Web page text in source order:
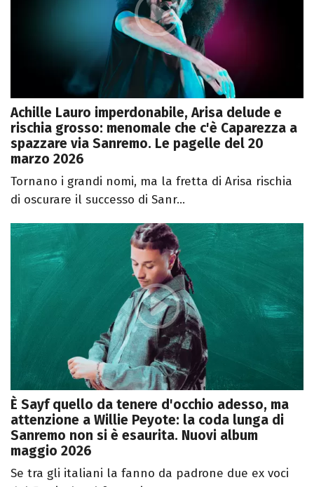
Achille Lauro imperdonabile, Arisa delude e
rischia grosso: menomale che c'è Caparezza a
spazzare via Sanremo. Le pagelle del 20
marzo 2026
Tornano i grandi nomi, ma la fretta di Arisa rischia
di oscurare il successo di Sanr...
È Sayf quello da tenere d'occhio adesso, ma
attenzione a Willie Peyote: la coda lunga di
Sanremo non si è esaurita. Nuovi album
maggio 2026
Se tra gli italiani la fanno da padrone due ex voci